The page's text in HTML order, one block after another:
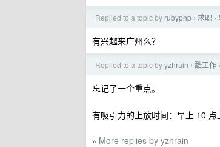
Replied to a topic by rubyphp › 求职 ›
有兴趣来广州么？
Replied to a topic byyzhrain › 酷工作 ›
忘记了一个重点。
有吸引力的上放时间：早上 10 点
» More replies by yzhrain